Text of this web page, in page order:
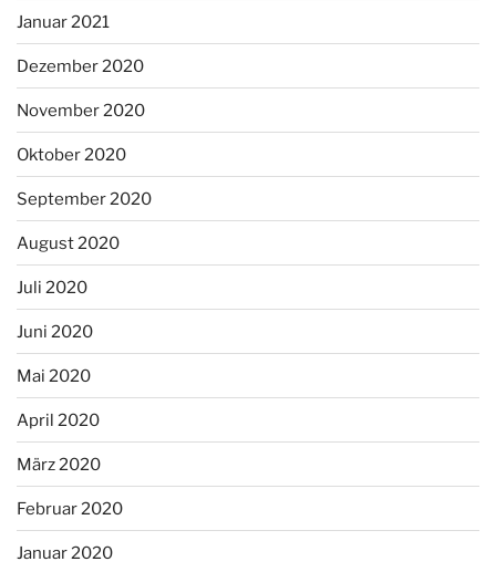
Januar 2021
Dezember 2020
November 2020
Oktober 2020
September 2020
August 2020
Juli 2020
Juni 2020
Mai 2020
April 2020
März 2020
Februar 2020
Januar 2020